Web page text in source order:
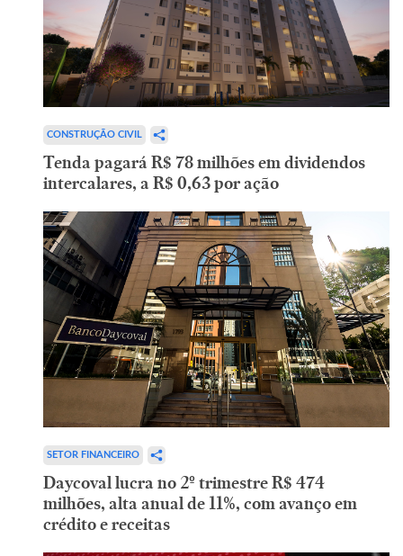
CONSTRUÇÃO CIVIL
Tenda pagará R$ 78 milhões em dividendos
intercalares, a R$ 0,63 por ação
SETOR FINANCEIRO
Daycoval lucra no 2º trimestre R$ 474
milhões, alta anual de 11%, com avanço em
crédito e receitas